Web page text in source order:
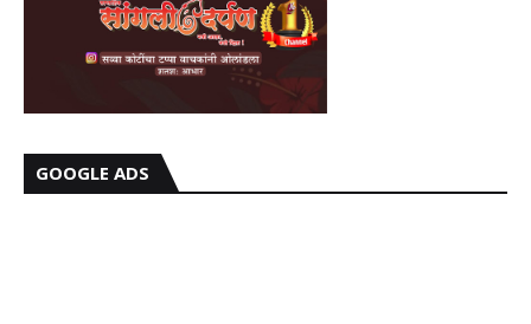
GOOGLE ADS